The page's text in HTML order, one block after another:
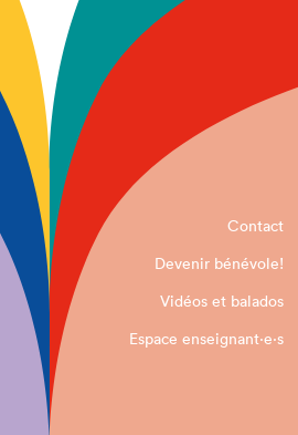
Contact
Devenir bénévole!
Vidéos et balados
Espace enseignant·e⋅s